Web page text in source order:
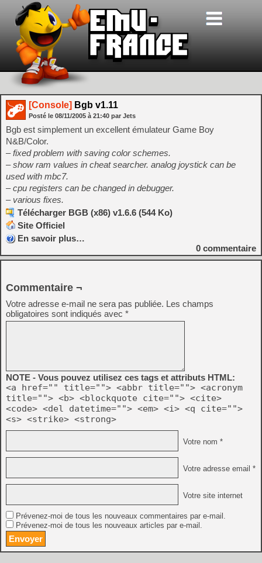
[Console] Bgb v1.11
Posté le 08/11/2005 à 21:40 par Jets
Bgb est simplement un excellent émulateur Game Boy
N&B/Color.
– fixed problem with saving color schemes.
– show ram values in cheat searcher. analog joystick can be
used with mbc7.
– cpu registers can be changed in debugger.
– various fixes.
Télécharger BGB (x86) v1.6.6 (544 Ko)
Site Officiel
En savoir plus…
0 commentaire
Commentaire ¬
Votre adresse e-mail ne sera pas publiée. Les champs
obligatoires sont indiqués avec *
NOTE - Vous pouvez utilisez ces tags et attributs HTML:
<a href="" title=""> <abbr title=""> <acronym
title=""> <b> <blockquote cite=""> <cite>
<code> <del datetime=""> <em> <i> <q cite="">
<s> <strike> <strong>
Votre nom *
Votre adresse email *
Votre site internet
Prévenez-moi de tous les nouveaux commentaires par e-mail.
Prévenez-moi de tous les nouveaux articles par e-mail.